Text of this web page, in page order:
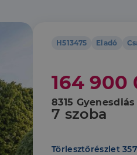
H513475 Eladó
164 900
8315 Gyenesdiás
7 szoba
Törlesztőrészlet